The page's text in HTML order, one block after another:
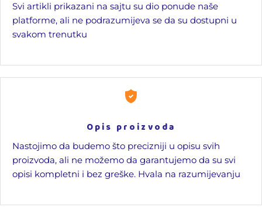
Svi artikli prikazani na sajtu su dio ponude naše
platforme, ali ne podrazumijeva se da su dostupni u
svakom trenutku
Opis proizvoda
Nastojimo da budemo što precizniji u opisu svih
proizvoda, ali ne možemo da garantujemo da su svi
opisi kompletni i bez greške. Hvala na razumijevanju